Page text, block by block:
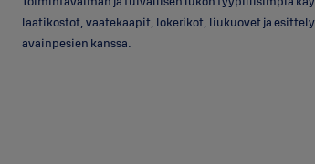
laatikostot, vaatekaapit, lokerikot, liukuovet ja
avainpesien kanssa.